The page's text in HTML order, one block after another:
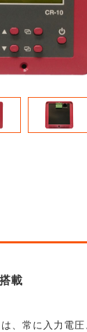
載
、常に入力電圧